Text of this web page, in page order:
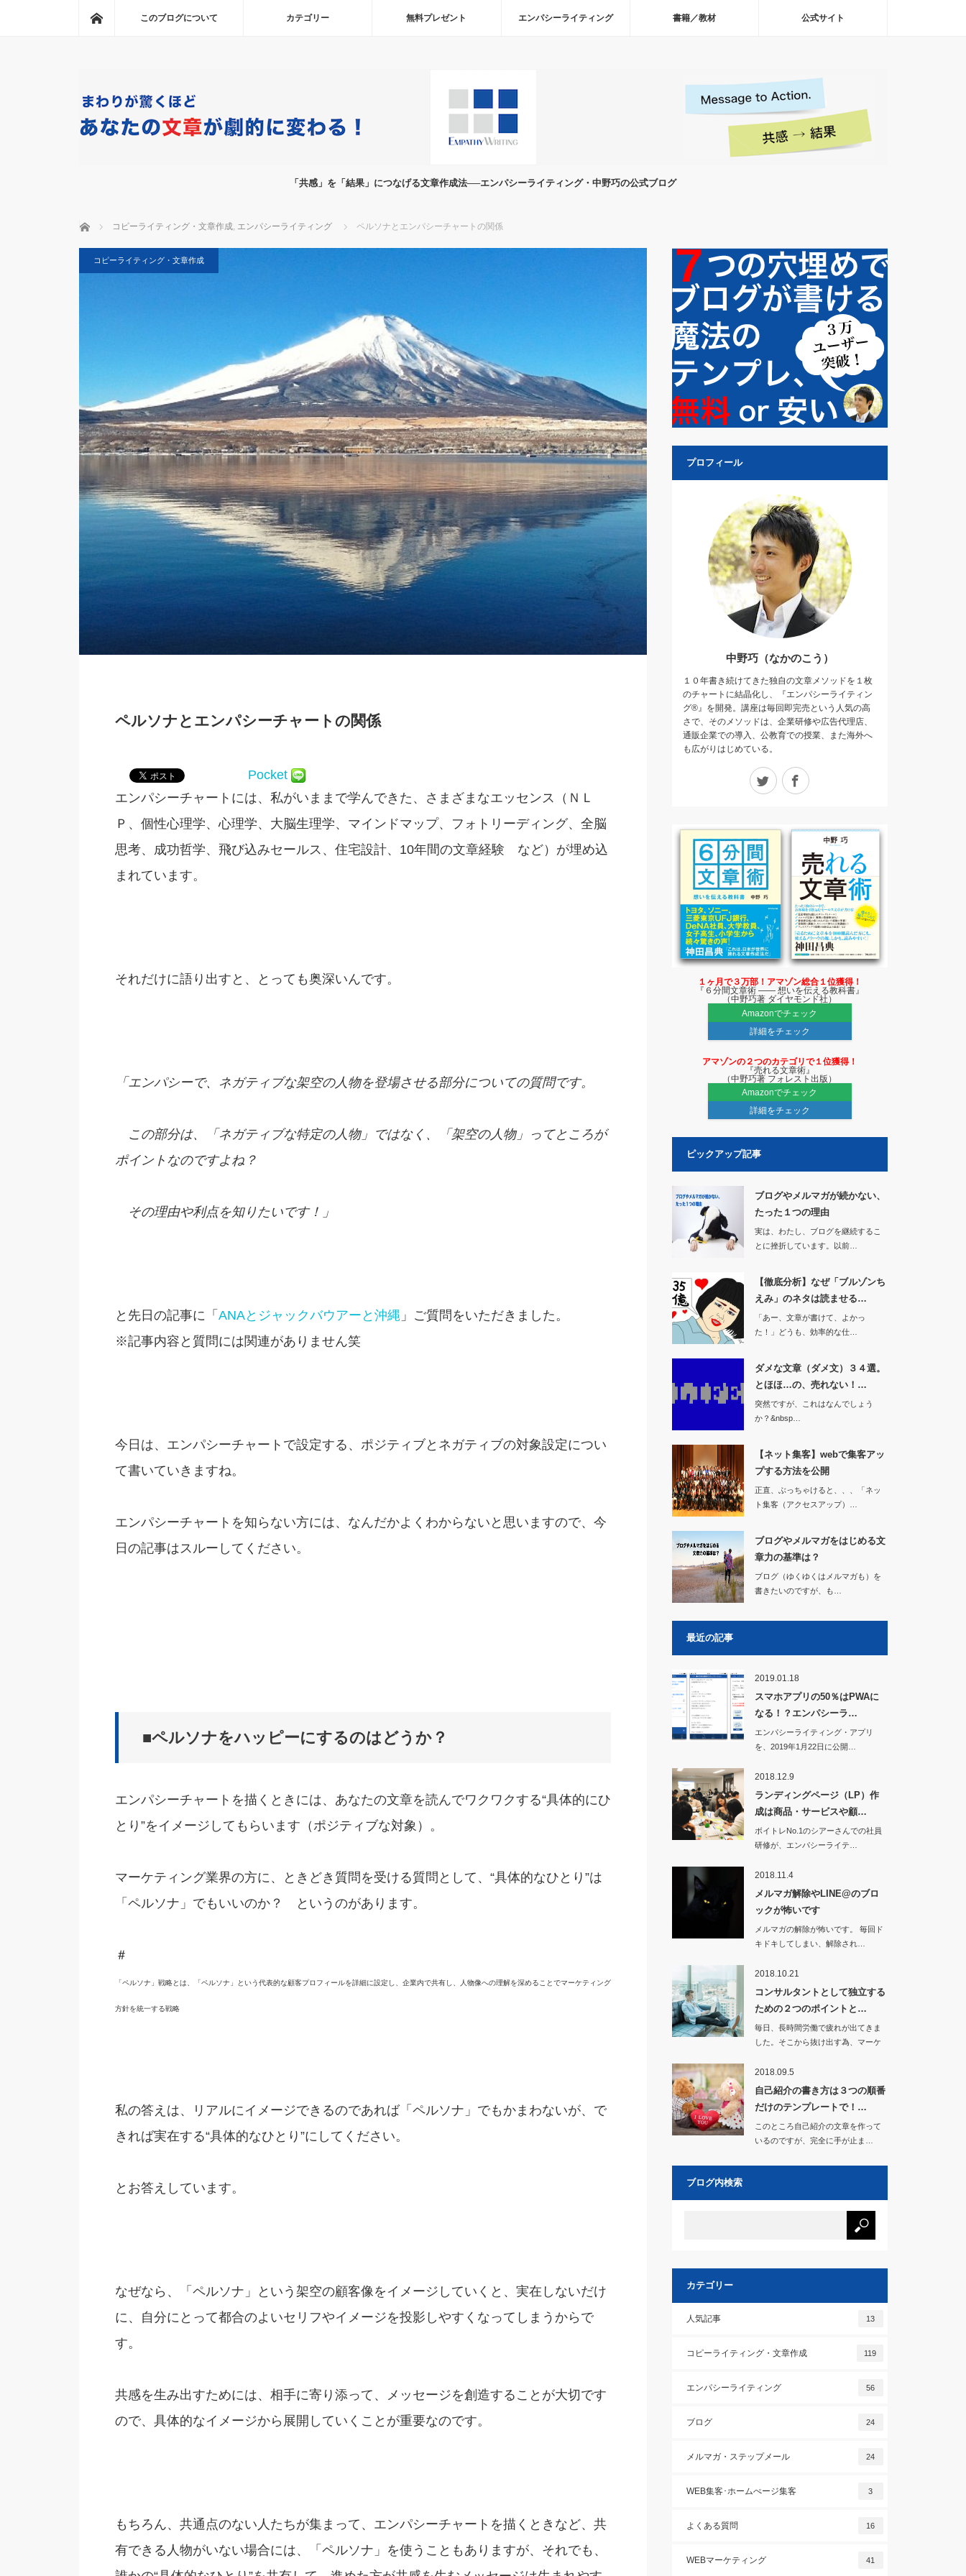
ホームこのブログについて カテゴリー 無料プレゼント エンパシーライティング 書籍／教材 公式サイト
「共感」を「結果」につなげる文章作成法──エンパシーライティング・中野巧の公式ブログ
ホーム コピーライティング・文章作成, エンパシーライティング ペルソナとエンパシーチャートの関係
コピーライティング・文章作成
ペルソナとエンパシーチャートの関係
Pocket
エンパシーチャートには、私がいままで学んできた、さまざまなエッセンス（ＮＬ
Ｐ、個性心理学、心理学、大脳生理学、マインドマップ、フォトリーディング、全脳
思考、成功哲学、飛び込みセールス、住宅設計、10年間の文章経験 など）が埋め込
まれています。
それだけに語り出すと、とっても奥深いんです。
「エンパシーで、ネガティブな架空の人物を登場させる部分についての質問です。
この部分は、「ネガティブな特定の人物」ではなく、「架空の人物」ってところが
ポイントなのですよね？
その理由や利点を知りたいです！」
と先日の記事に「 ANAとジャックバウアーと沖縄 」ご質問をいただきました。
※記事内容と質問には関連がありません笑
今日は、エンパシーチャートで設定する、ポジティブとネガティブの対象設定につい
て書いていきますね。
エンパシーチャートを知らない方には、なんだかよくわからないと思いますので、今
日の記事はスルーしてください。
■ペルソナをハッピーにするのはどうか？
エンパシーチャートを描くときには、あなたの文章を読んでワクワクする“具体的にひ
とり”をイメージしてもらいます（ポジティブな対象）。
マーケティング業界の方に、ときどき質問を受ける質問として、 “具体的なひとり”は
「ペルソナ」でもいいのか？
というのがあります。
＃
「ペルソナ」戦略とは、「ペルソナ」という代表的な顧客プロフィールを詳細に設定し、企業内で共有し、人物像への理解を深めることでマーケティング
方針を統一する戦略
私の答えは、リアルにイメージできるのであれば「ペルソナ」でもかまわないが、で
きれば実在する“具体的なひとり”にしてください。
とお答えしています。
なぜなら、「ペルソナ」という架空の顧客像をイメージしていくと、実在しないだけ
に、自分にとって都合のよいセリフやイメージを投影しやすくなってしまうからで
す。
共感を生み出すためには、相手に寄り添って、メッセージを創造することが大切です
ので、具体的なイメージから展開していくことが重要なのです。
もちろん、共通点のない人たちが集まって、エンパシーチャートを描くときなど、共
有できる人物がいない場合には、「ペルソナ」を使うこともありますが、それでも、
プロフィール
中野巧（なかのこう）
１０年書き続けてきた独自の文章メソッドを１枚
のチャートに結晶化し、『エンパシーライティン
グ®』を開発。講座は毎回即完売という人気の高
さで、そのメソッドは、企業研修や広告代理店、
通販企業での導入、公教育での授業、また海外へ
も広がりはじめている。
Twitter
１ヶ月で３万部！アマゾン総合１位獲得！
『６分間文章術 ―― 想いを伝える教科書』
（中野巧著 ダイヤモンド社）
Amazonでチェック
詳細をチェック
アマゾンの２つのカテゴリで１位獲得！
『売れる文章術』
（中野巧著 フォレスト出版）
Amazonでチェック
詳細をチェック
ピックアップ記事
ブログやメルマガが続かない、
たった１つの理由
実は、わたし、ブログを継続するこ
とに挫折しています。以前…
【徹底分析】なぜ「ブルゾンち
えみ」のネタは読ませる…
「あー、文章が書けて、よかっ
た！」どうも、効率的な仕…
ダメな文章（ダメ文）３４選。
とほほ…の、売れない！…
突然ですが、これはなんでしょう
か？&nbsp…
【ネット集客】webで集客アッ
プする方法を公開
正直、ぶっちゃけると、、、「ネッ
ト集客（アクセスアップ）…
ブログやメルマガをはじめる文
章力の基準は？
ブログ（ゆくゆくはメルマガも）を
書きたいのですが、も…
最近の記事
2019.01.18
スマホアプリの50％はPWAに
なる！？エンパシーラ…
エンパシーライティング・アプリ
を、2019年1月22日に公開…
2018.12.9
ランディングページ（LP）作
成は商品・サービスや顧…
ボイトレNo.1のシアーさんでの社員
研修が、エンパシーライテ…
2018.11.4
メルマガ解除やLINE@のブロ
ックが怖いです
メルマガの解除が怖いです。 毎回ド
キドキしてしまい、解除され…
2018.10.21
コンサルタントとして独立する
ための２つのポイントと…
毎日、長時間労働で疲れが出てきま
した。そこから抜け出す為、マーケ
2018.09.5
自己紹介の書き方は３つの順番
だけのテンプレートで！…
このところ自己紹介の文章を作って
いるのですが、完全に手が止ま…
ブログ内検索
カテゴリー
人気記事 13
コピーライティング・文章作成 119
エンパシーライティング 56
ブログ 24
メルマガ・ステップメール 24
WEB集客･ホームぺージ集客 3
よくある質問 16
WEBマーケティング 41